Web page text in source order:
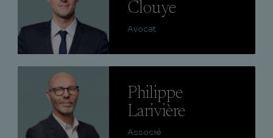
Clouye
Avocat
Philippe
Larivière
Associé